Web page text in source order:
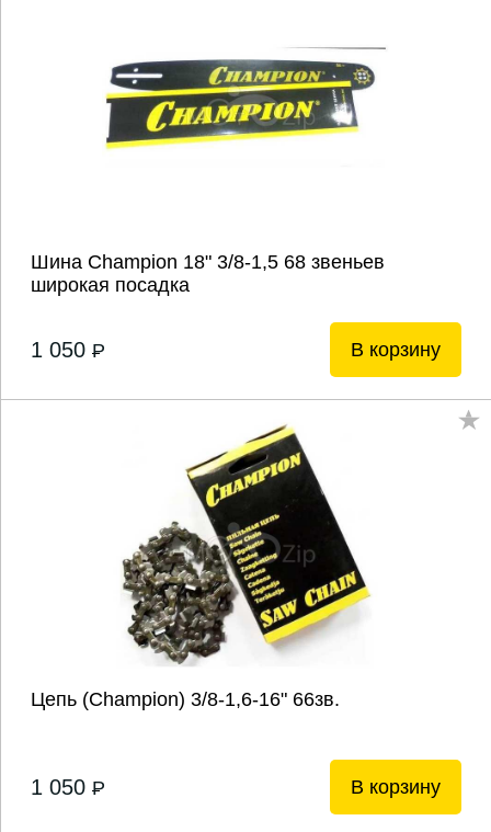
Шина Champion 18" 3/8-1,5 68 звеньев
широкая посадка
1 050 P В корзину
Цепь (Champion) 3/8-1,6-16" 66зв.
1 050 P В корзину